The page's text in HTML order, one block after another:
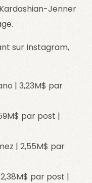
Jenner
sur Instagram,
| 3,23M$ par
par post |
| 2,55M$ par
par post |